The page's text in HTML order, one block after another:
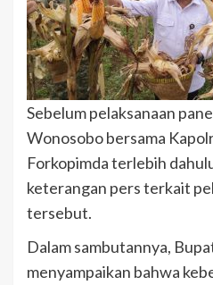
Sebelum pelaksanaan
Wonosobo bersama
Forkopimda terlebih
keterangan pers terkait
tersebut.
Dalam sambutannya,
menyampaikan bahwa